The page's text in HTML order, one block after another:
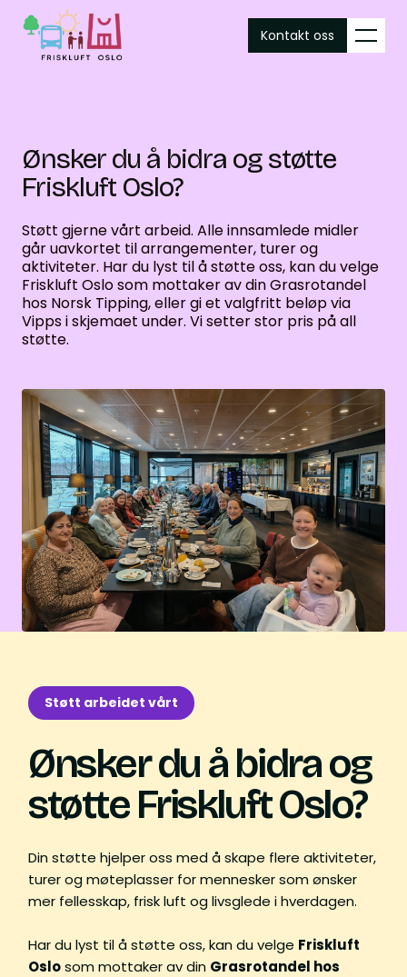
Kontakt oss
Ønsker du å bidra og støtte
Friskluft Oslo?
Støtt gjerne vårt arbeid. Alle innsamlede midler
går uavkortet til arrangementer, turer og
aktiviteter. Har du lyst til å støtte oss, kan du velge
Friskluft Oslo som mottaker av din Grasrotandel
hos Norsk Tipping, eller gi et valgfritt beløp via
Vipps i skjemaet under. Vi setter stor pris på all
støtte.
Støtt arbeidet vårt
Ønsker du å bidra og
støtte Friskluft Oslo?
Din støtte hjelper oss med å skape flere aktiviteter,
turer og møteplasser for mennesker som ønsker
mer fellesskap, frisk luft og livsglede i hverdagen.
Har du lyst til å støtte oss, kan du velge Friskluft
Oslosom mottaker av din Grasrotandel hos